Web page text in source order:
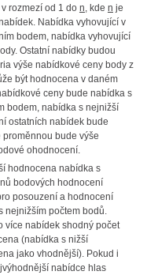
rozmezí od 1 do n, kde n je
Nabídka vyhovující v
bodem, nabídka vyhovující
Ostatní nabídky budou
výše nabídkové ceny body z
být hodnocena v daném
ceny bude nabídka s
bodem, nabídka s nejnižší
ostatních nabídek bude
bude výše
ohodnocení.
hodnocena nabídka s
bodových hodnocení
posouzení a hodnocení
nejnižším počtem bodů.
více nabídek shodný počet
(nabídka s nižší
jako vhodnější). Pokud i
nabídce hlas